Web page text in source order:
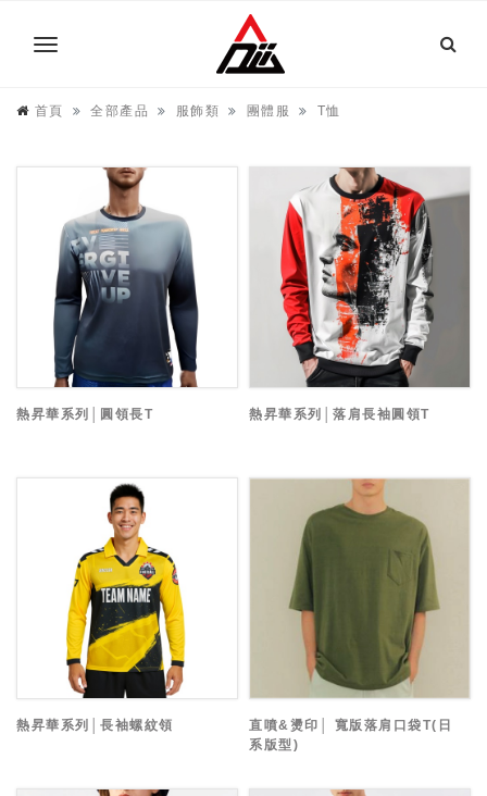
首頁 全部產品 服飾類 團體服 T恤
熱昇華系列│圓領長T 熱昇華系列│落肩長袖圓領T
熱昇華系列│長袖螺紋領
直噴&燙印│ 寬版落肩口袋T(日
系版型)